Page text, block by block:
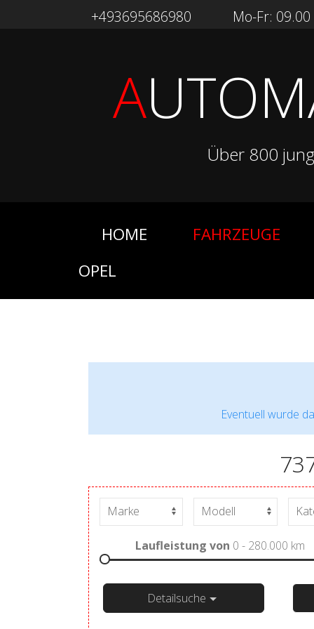
+493695686980 Mo-Fr:
A
Über 800
HOME
FAHRZEUGE
OPEL
Eventuell wurde
Laufleistung von 0 - 280.000 km
Detailsuche